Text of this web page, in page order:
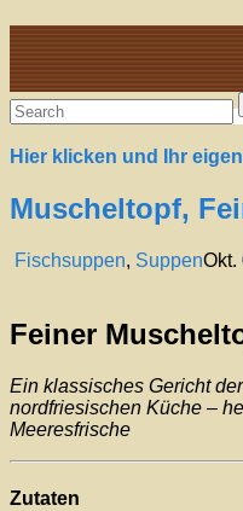
Alte Rezepte online
Hier klicken und Ihr
Muscheltopf,
Fischsuppen, SuppenOkt.
Feiner
Ein klassisches Gericht
nordfriesischen Küche –
Meeresfrische
Zutaten